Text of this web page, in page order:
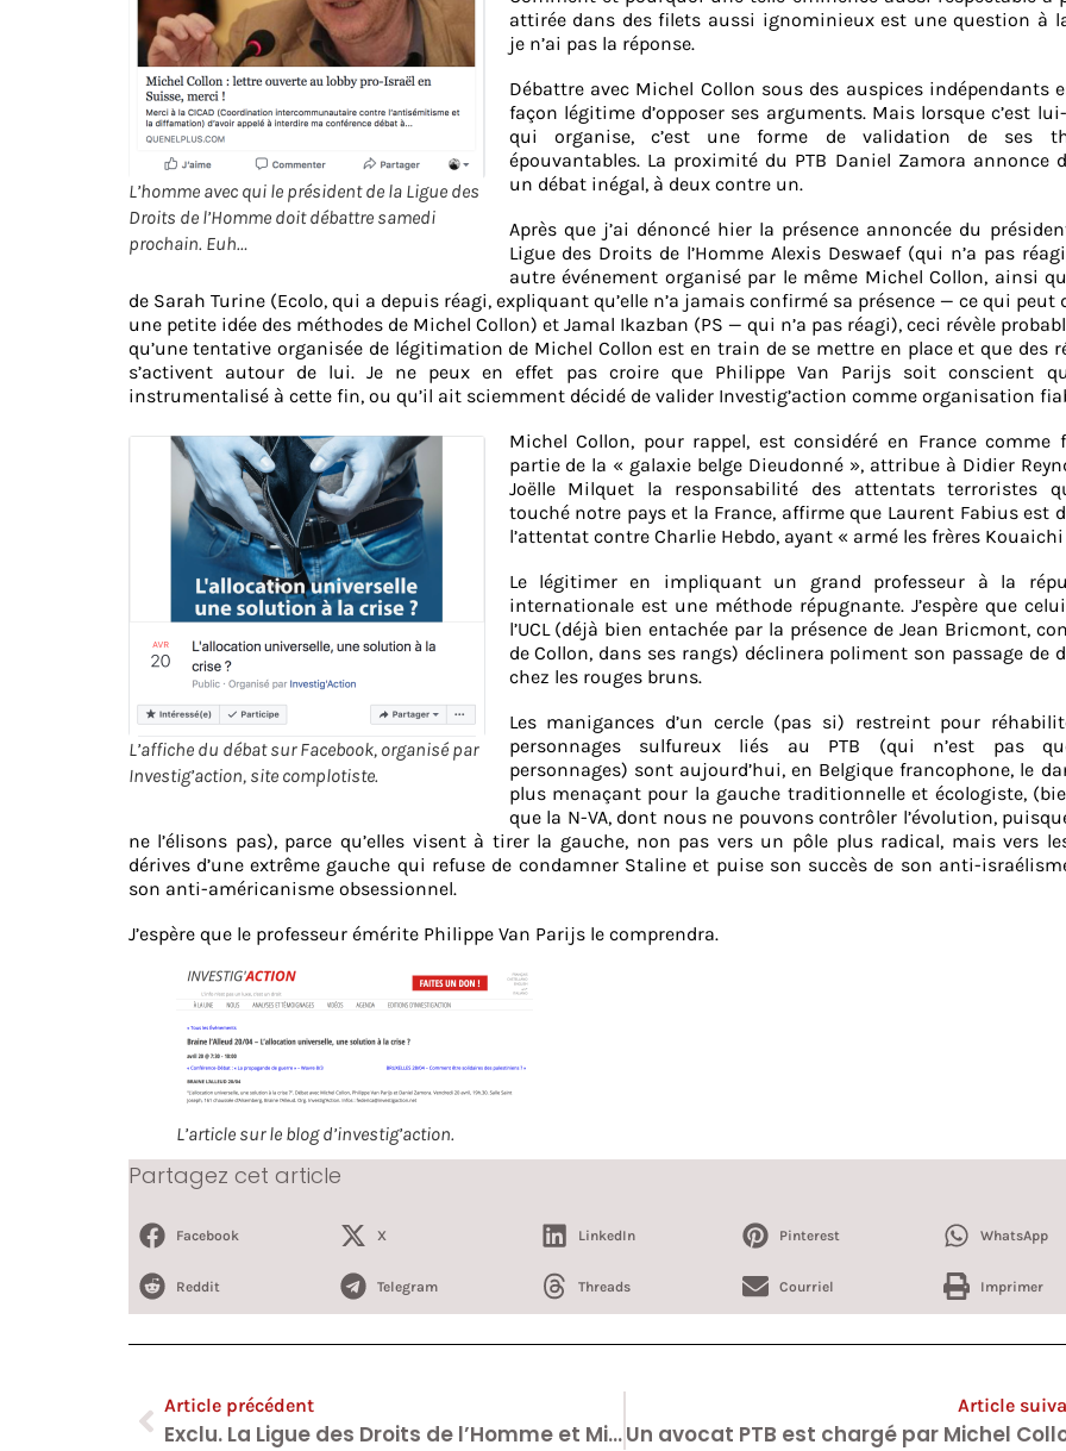
Partagez cet article
L’homme avec qui le président de la Ligue des
Droits de l’Homme doit débattre samedi
prochain. Euh…
attirée dans des filets aussi ignominieux est une question à
je n’ai pas la réponse.
Débattre avec Michel Collon sous des auspices indépendants
façon légitime d’opposer ses arguments. Mais lorsque c’est
qui organise, c’est une forme de validation de ses
épouvantables. La proximité du PTB Daniel Zamora annonce
un débat inégal, à deux contre un.
Après que j’ai dénoncé hier la présence annoncée du
Ligue des Droits de l’Homme Alexis Deswaef (qui n’a pas
autre événement organisé par le même Michel Collon, ainsi
de Sarah Turine (Ecolo, qui a depuis réagi, expliquant qu’elle n’a jamais confirmé sa présence — ce qui peut
une petite idée des méthodes de Michel Collon) et Jamal Ikazban (PS — qui n’a pas réagi), ceci révèle
qu’une tentative organisée de légitimation de Michel Collon est en train de se mettre en place et que des
s’activent autour de lui. Je ne peux en effet pas croire que Philippe Van Parijs soit conscient
instrumentalisé à cette fin, ou qu’il ait sciemment décidé de valider Investig’action comme organisation
L’affiche du débat sur Facebook, organisé par
Investig’action, site complotiste.
Michel Collon, pour rappel, est considéré en France comme
partie de la « galaxie belge Dieudonné », attribue à Didier
Joëlle Milquet la responsabilité des attentats terroristes
touché notre pays et la France, affirme que Laurent Fabius est
l’attentat contre Charlie Hebdo, ayant « armé les frères
Le légitimer en impliquant un grand professeur à la
internationale est une méthode répugnante. J’espère que
l’UCL (déjà bien entachée par la présence de Jean Bricmont,
de Collon, dans ses rangs) déclinera poliment son passage de
chez les rouges bruns.
Les manigances d’un cercle (pas si) restreint pour
personnages sulfureux liés au PTB (qui n’est pas
personnages) sont aujourd’hui, en Belgique francophone, le
plus menaçant pour la gauche traditionnelle et écologiste,
que la N-VA, dont nous ne pouvons contrôler l’évolution,
ne l’élisons pas), parce qu’elles visent à tirer la gauche, non pas vers un pôle plus radical, mais vers
dérives d’une extrême gauche qui refuse de condamner Staline et puise son succès de son anti-
son anti-américanisme obsessionnel.
J’espère que le professeur émérite Philippe Van Parijs le comprendra.
L’article sur le blog d’investig’action.
Facebook X LinkedIn Pinterest WhatsApp
Reddit Telegram Threads Courriel Imprimer
Article précédent
Exclu. La Ligue des Droits de l’Homme et Michel Collon : Alexis Deswaef chez les rouges bruns.
Article